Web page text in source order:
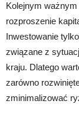
Kolejnym
rozproszenie
Inwestowanie
związane z
kraju. Dlatego
zarówno
zminimalizować